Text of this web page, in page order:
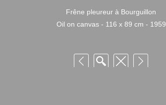
Frêne pleureur à Bourguillon
Oil on canvas - 116 x 89 cm - 1959